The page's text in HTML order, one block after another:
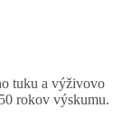
tuku a výživovo
rokov výskumu.